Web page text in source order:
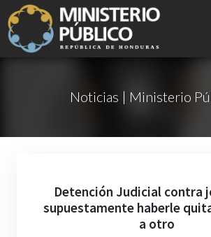
Noticias | Ministerio
Detención Judicial contra
supuestamente haberle
a otro